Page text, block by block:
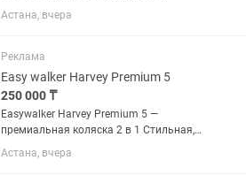
химчистки. Пользовались активно
чуть больше полгода, потом ребенок
этим и продажа. Торг...
Астана, вчера
Реклама
Easy walker Harvey Premium 5
250 000 ₸
Easywalker Harvey Premium 5 —
премиальная коляска 2 в 1 Стильная,
легкая и невероятно маневренная
коляска премиум-класса, созданная
Астана, вчера